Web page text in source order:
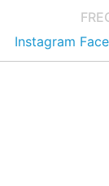
Instagram